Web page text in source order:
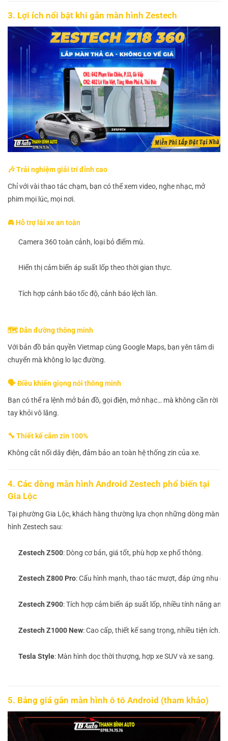
3. Lợi ích nổi bật khi gắn màn hình Zestech
🎶 Trải nghiệm giải trí đỉnh cao
Chỉ với vài thao tác chạm, bạn có thể xem video, nghe nhạc, mở
phim mọi lúc, mọi nơi.
🚘 Hỗ trợ lái xe an toàn
Camera 360 toàn cảnh, loại bỏ điểm mù.
Hiển thị cảm biến áp suất lốp theo thời gian thực.
Tích hợp cảnh báo tốc độ, cảnh báo lệch làn.
🗺️ Dẫn đường thông minh
Với bản đồ bản quyền Vietmap cùng Google Maps, bạn yên tâm di
chuyển mà không lo lạc đường.
🗣️ Điều khiển giọng nói thông minh
Bạn có thể ra lệnh mở bản đồ, gọi điện, mở nhạc… mà không cần rời
tay khỏi vô lăng.
🔧 Thiết kế cắm zin 100%
Không cắt nối dây điện, đảm bảo an toàn hệ thống zin của xe.
4. Các dòng màn hình Android Zestech phổ biến tại
Gia Lộc
Tại phường Gia Lộc, khách hàng thường lựa chọn những dòng màn
hình Zestech sau:
Zestech Z500: Dòng cơ bản, giá tốt, phù hợp xe phổ thông.
Zestech Z800 Pro: Cấu hình mạnh, thao tác mượt, đáp ứng nhu
Zestech Z900: Tích hợp cảm biến áp suất lốp, nhiều tính năng an
Zestech Z1000 New: Cao cấp, thiết kế sang trọng, nhiều tiện ích.
Tesla Style: Màn hình dọc thời thượng, hợp xe SUV và xe sang.
5. Bảng giá gắn màn hình ô tô Android (tham khảo)